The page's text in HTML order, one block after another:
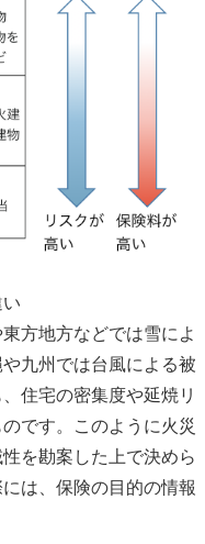
方地方などでは雪によ
九州では台風による被
住宅の密集度や延焼リ
です。このように火災
を勘案した上で決めら
は、保険の目的の情報